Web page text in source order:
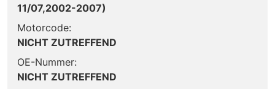
11/07,2002-2007)
Motorcode:
NICHT ZUTREFFEND
OE-Nummer:
NICHT ZUTREFFEND